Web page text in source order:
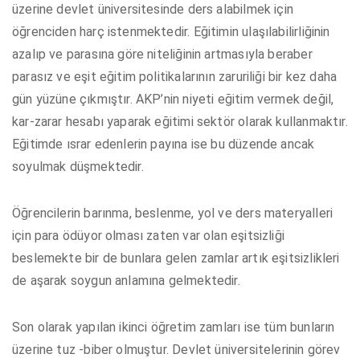
üzerine devlet üniversitesinde ders alabilmek için
öğrenciden harç istenmektedir. Eğitimin ulaşılabilirliğinin
azalıp ve parasına göre niteliğinin artmasıyla beraber
parasız ve eşit eğitim politikalarının zaruriliği bir kez daha
gün yüzüne çıkmıştır. AKP’nin niyeti eğitim vermek değil,
kar-zarar hesabı yaparak eğitimi sektör olarak kullanmaktır.
Eğitimde ısrar edenlerin payına ise bu düzende ancak
soyulmak düşmektedir.
Öğrencilerin barınma, beslenme, yol ve ders materyalleri
için para ödüyor olması zaten var olan eşitsizliği
beslemekte bir de bunlara gelen zamlar artık eşitsizlikleri
de aşarak soygun anlamına gelmektedir.
Son olarak yapılan ikinci öğretim zamları ise tüm bunların
üzerine tuz -biber olmuştur. Devlet üniversitelerinin görev